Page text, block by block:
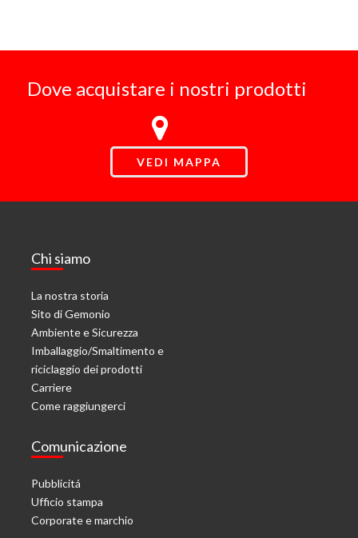
Dove acquistare i nostri prodotti
VEDI MAPPA
Chi siamo
La nostra storia
Sito di Gemonio
Ambiente e Sicurezza
Imballaggio/Smaltimento e
riciclaggio dei prodotti
Carriere
Come raggiungerci
Comunicazione
Pubblicitá
Ufficio stampa
Corporate e marchio